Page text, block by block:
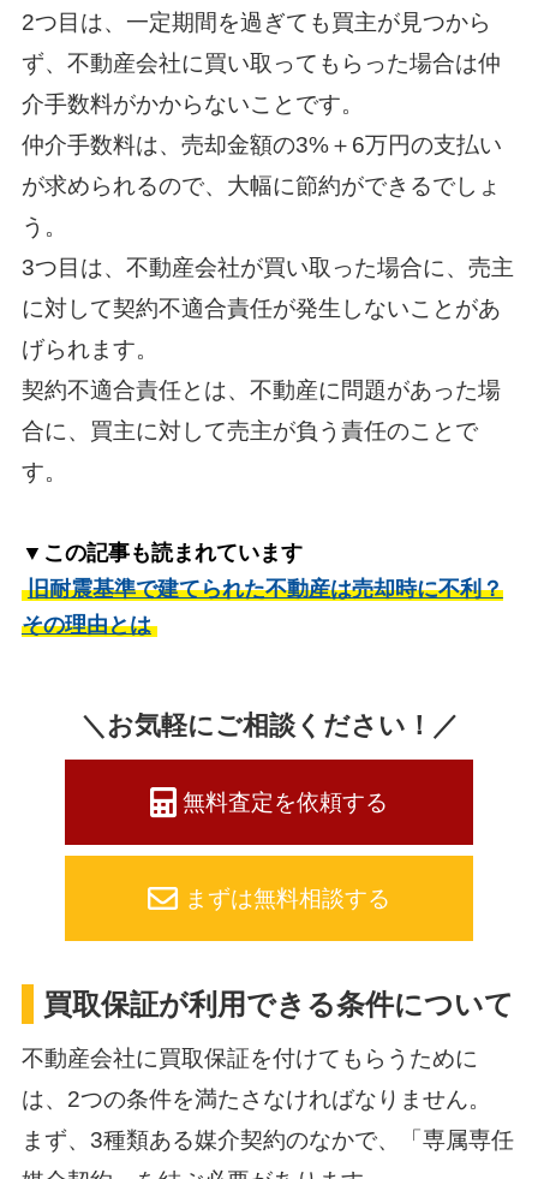
2つ目は、一定期間を過ぎても買主が見つから
ず、不動産会社に買い取ってもらった場合は仲
介手数料がかからないことです。
仲介手数料は、売却金額の3%＋6万円の支払い
が求められるので、大幅に節約ができるでしょ
う。
3つ目は、不動産会社が買い取った場合に、売主
に対して契約不適合責任が発生しないことがあ
げられます。
契約不適合責任とは、不動産に問題があった場
合に、買主に対して売主が負う責任のことで
す。
▼この記事も読まれています
旧耐震基準で建てられた不動産は売却時に不利？
その理由とは
＼お気軽にご相談ください！／
無料査定を依頼する
まずは無料相談する
買取保証が利用できる条件について
不動産会社に買取保証を付けてもらうために
は、2つの条件を満たさなければなりません。
まず、3種類ある媒介契約のなかで、「専属専任